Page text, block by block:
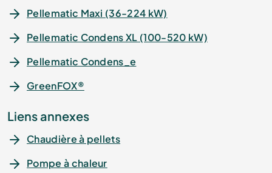
Pellematic Maxi (36-224 kW)
Pellematic Condens XL (100-520 kW)
Pellematic Condens_e
GreenFOX®
Liens annexes
Chaudière à pellets
Pompe à chaleur